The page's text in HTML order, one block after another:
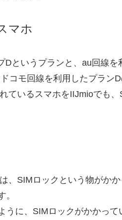
マホ
というプランと、au回線を
コモ回線を利用したプラン
ているスマホをIIJmioでも
、SIMロックという物がか
。
うに、SIMロックがかかっ